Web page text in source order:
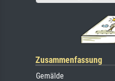
Zusammenfassung
Gemälde